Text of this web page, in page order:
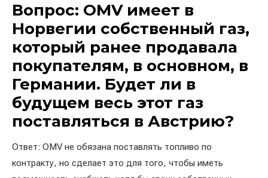
Вопрос: OMV имеет в
Норвегии собственный газ,
который ранее продавала
покупателям, в основном, в
Германии. Будет ли в
будущем весь этот газ
поставляться в Австрию?
Ответ: OMV не обязана поставлять топливо по
контракту, но сделает это для того, чтобы иметь